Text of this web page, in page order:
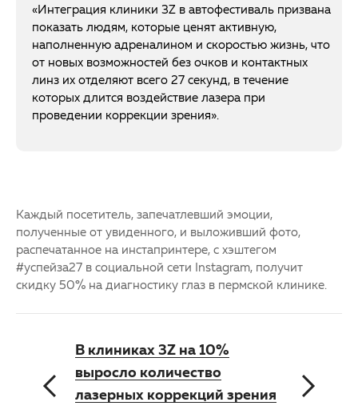
«Интеграция клиники 3Z в автофестиваль призвана
показать людям, которые ценят активную,
наполненную адреналином и скоростью жизнь, что
от новых возможностей без очков и контактных
линз их отделяют всего 27 секунд, в течение
которых длится воздействие лазера при
проведении коррекции зрения».
Каждый посетитель, запечатлевший эмоции,
полученные от увиденного, и выложивший фото,
распечатанное на инстапринтере, с хэштегом
#успейза27 в социальной сети Instagram, получит
скидку 50% на диагностику глаз в пермской клинике.
В клиниках 3Z на 10%
выросло количество
лазерных коррекций зрения